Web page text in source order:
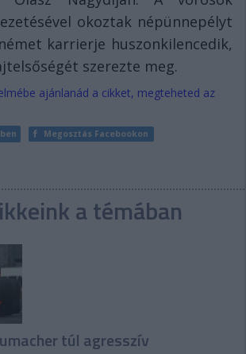
okoztak népünnepélyt
karrierje huszonkilencedik,
szerezte meg.
ajánlanád a cikket, megteheted az
Megosztás Facebookon
a témában
túl agresszív